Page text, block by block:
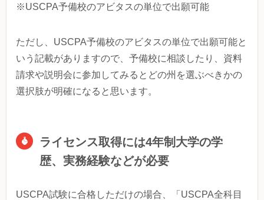
※USCPA予備校のアビタスの単位で出願可能
ただし、USCPA予備校のアビタスの単位で出願可能と
いう記載がありますので、予備校に相談したり、資料
請求や説明会に参加してみるとどの州を選ぶべきかの
選択肢が明確になると思います。
ライセンス取得には4年制大学の学
歴、実務経験などが必要
USCPA試験に合格しただけの場合、「USCPA全科目